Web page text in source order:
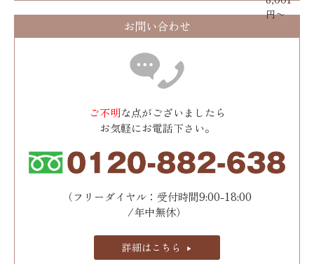
円〜
お問い合わせ
ご不明な点がございましたら
お気軽にお電話下さい。
（フリーダイヤル：受付時間9:00-18:00
/年中無休）
詳細はこちら